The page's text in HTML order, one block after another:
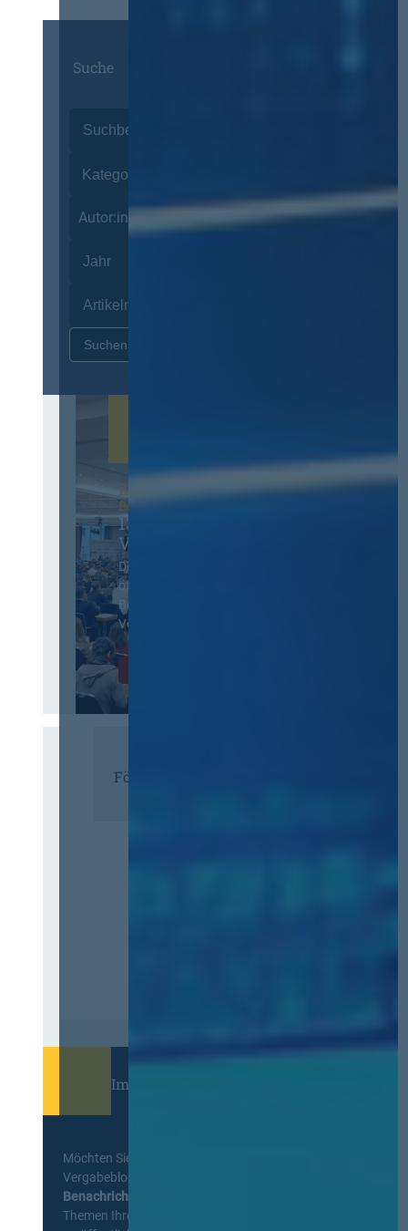
Suche
Autor:innen
12. & 13. November 2026 in
Berlin
13. Deutscher
Vergabetag
Der Jahreskongress für
öffentliches
Beschaffungswesen und
Vergaberecht
Förderer
Immer informiert bleiben!
Möchten Sie keine Neuigkeiten aus dem
Vergabeblog verpassen? Per
Benachrichtigung
Themen Ihrer Wahl, sobald neue Beiträge